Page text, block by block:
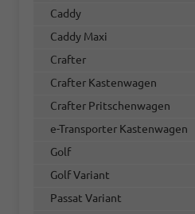
Caddy
Caddy Maxi
Crafter
Crafter Kastenwagen
Crafter Pritschenwagen
e-Transporter Kastenwagen
Golf
Golf Variant
Passat Variant